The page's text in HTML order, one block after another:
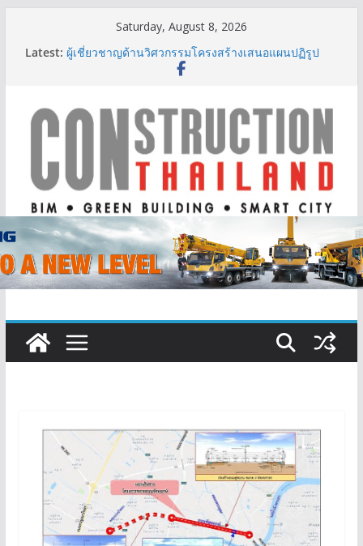
Saturday, August 8, 2026
Latest: ผู้เชี่ยวชาญด้านวิศวกรรมโครงสร้างเสนอแผนปฏิรูป
มาตรฐานตั้งแต่การออกแบบถึงการตรวจสอบอาคารไทย
เติบโต 377% ชี้ดีมานด์ภูเก็ตยังแกร่ง
BCT Expo 2026 ชูแนวคิด “Empowering Net Zero in
Construction & Mining” ขับเคลื่อนอุตสาหกรรม
ก่อสร้างและเหมืองแร่สู่สังคมคาร์บอนต่ำอย่างยั่งยืน
ลลิล พร็อพเพอร์ตี้ ก้าวสู่ปีที่ 40 ยึดลูกค้าเป็นศูนย์กลาง
IHG Hotels & Resorts เปิดตัว ฮอลิเดย์ อินน์ เอ็กซ์เพรส
อ่าวนางแห่งแรกในกระบี่